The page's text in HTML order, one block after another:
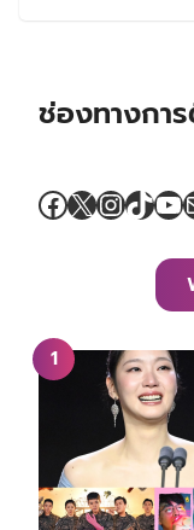
ช่องทางการ
Facebook
X